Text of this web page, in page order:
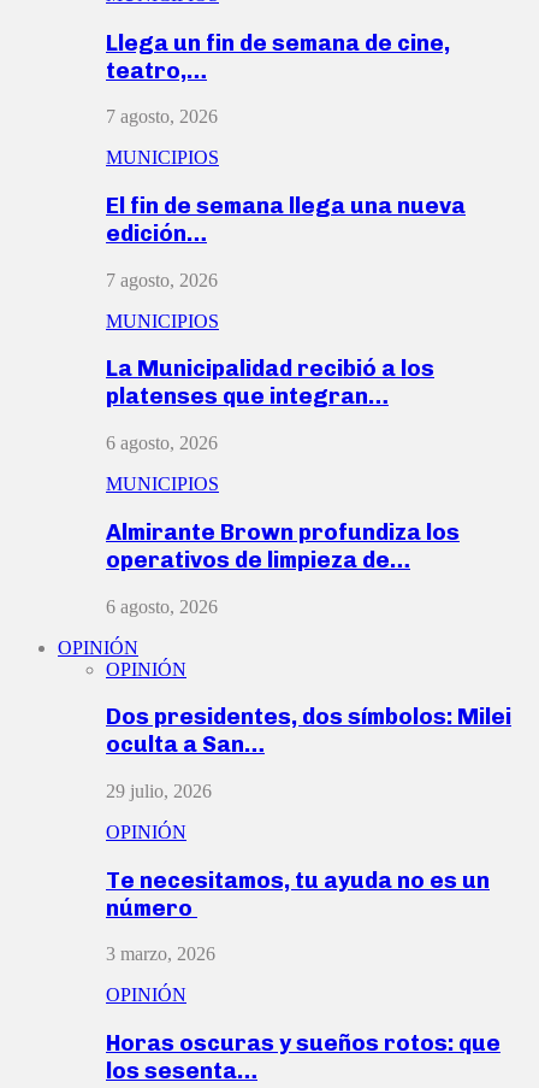
Llega un fin de semana de cine,
teatro,…
7 agosto, 2026
MUNICIPIOS
El fin de semana llega una nueva
edición…
7 agosto, 2026
MUNICIPIOS
La Municipalidad recibió a los
platenses que integran…
6 agosto, 2026
MUNICIPIOS
Almirante Brown profundiza los
operativos de limpieza de…
6 agosto, 2026
OPINIÓN
OPINIÓN
Dos presidentes, dos símbolos: Milei
oculta a San…
29 julio, 2026
OPINIÓN
Te necesitamos, tu ayuda no es un
número
3 marzo, 2026
OPINIÓN
Horas oscuras y sueños rotos: que
los sesenta…